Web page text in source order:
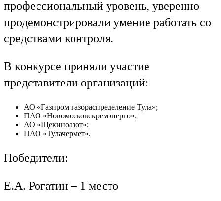
профессиональный уровень, уверенно
продемонстрировали умение работать со
средствами контроля.
В конкурсе приняли участие
представители организаций:
АО «Газпром газораспределение Тула»;
ПАО «Новомосковскремэнерго»;
АО «Щекиноазот»;
ПАО «Тулачермет».
Победители:
Е.А. Рогатин – 1 место